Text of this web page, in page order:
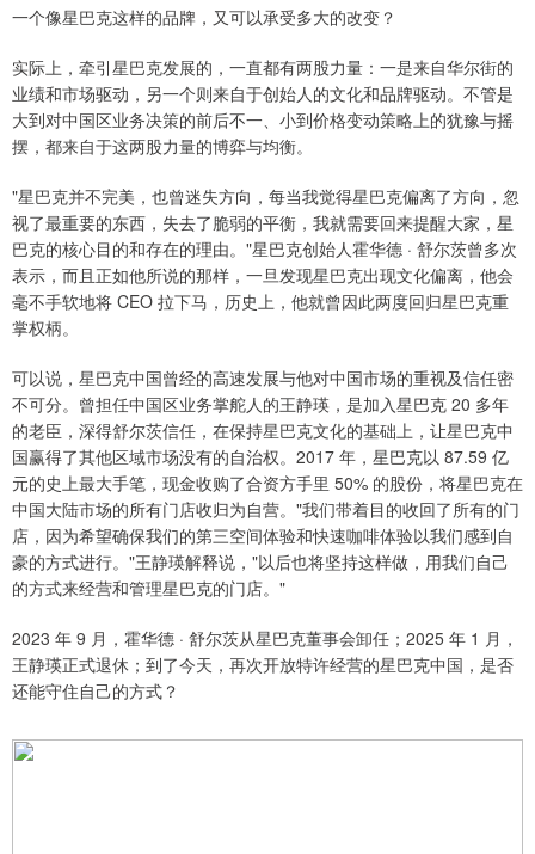
一个像星巴克这样的品牌，又可以承受多大的改变？
实际上，牵引星巴克发展的，一直都有两股力量：一是来自华尔街的
业绩和市场驱动，另一个则来自于创始人的文化和品牌驱动。不管是
大到对中国区业务决策的前后不一、小到价格变动策略上的犹豫与摇
摆，都来自于这两股力量的博弈与均衡。
"星巴克并不完美，也曾迷失方向，每当我觉得星巴克偏离了方向，忽
视了最重要的东西，失去了脆弱的平衡，我就需要回来提醒大家，星
巴克的核心目的和存在的理由。"星巴克创始人霍华德 · 舒尔茨曾多次
表示，而且正如他所说的那样，一旦发现星巴克出现文化偏离，他会
毫不手软地将 CEO 拉下马，历史上，他就曾因此两度回归星巴克重
掌权柄。
可以说，星巴克中国曾经的高速发展与他对中国市场的重视及信任密
不可分。曾担任中国区业务掌舵人的王静瑛，是加入星巴克 20 多年
的老臣，深得舒尔茨信任，在保持星巴克文化的基础上，让星巴克中
国赢得了其他区域市场没有的自治权。2017 年，星巴克以 87.59 亿
元的史上最大手笔，现金收购了合资方手里 50% 的股份，将星巴克在
中国大陆市场的所有门店收归为自营。"我们带着目的收回了所有的门
店，因为希望确保我们的第三空间体验和快速咖啡体验以我们感到自
豪的方式进行。"王静瑛解释说，"以后也将坚持这样做，用我们自己
的方式来经营和管理星巴克的门店。"
2023 年 9 月，霍华德 · 舒尔茨从星巴克董事会卸任；2025 年 1 月，
王静瑛正式退休；到了今天，再次开放特许经营的星巴克中国，是否
还能守住自己的方式？